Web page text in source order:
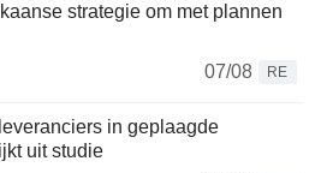
strategie om met plannen
07/08
RE
in geplaagde
uit studie